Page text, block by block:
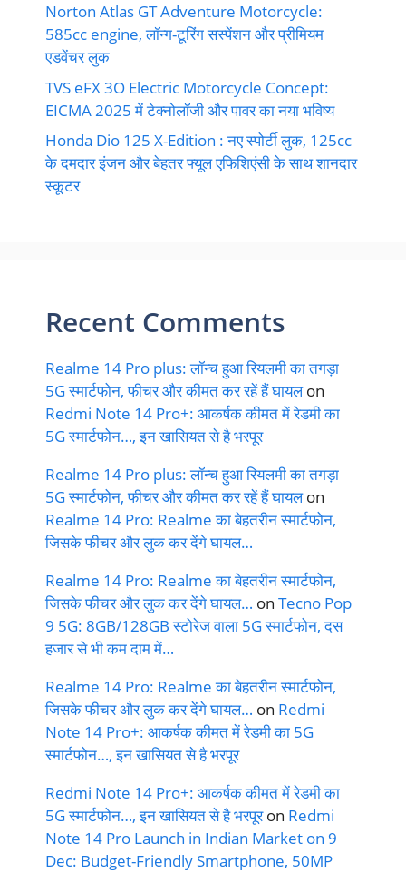
Norton Atlas GT Adventure Motorcycle:
585cc engine, लॉन्ग-टूरिंग सस्पेंशन और प्रीमियम
एडवेंचर लुक
TVS eFX 3O Electric Motorcycle Concept:
EICMA 2025 में टेक्नोलॉजी और पावर का नया भविष्य
Honda Dio 125 X-Edition : नए स्पोर्टी लुक, 125cc
के दमदार इंजन और बेहतर फ्यूल एफिशिएंसी के साथ शानदार
स्कूटर
Recent Comments
Realme 14 Pro plus: लॉन्च हुआ रियलमी का तगड़ा
5G स्मार्टफोन, फीचर और कीमत कर रहें हैं घायलon
Redmi Note 14 Pro+: आकर्षक कीमत में रेडमी का
5G स्मार्टफोन…, इन खासियत से है भरपूर
Realme 14 Pro plus: लॉन्च हुआ रियलमी का तगड़ा
5G स्मार्टफोन, फीचर और कीमत कर रहें हैं घायलon
Realme 14 Pro: Realme का बेहतरीन स्मार्टफोन,
जिसके फीचर और लुक कर देंगे घायल…
Realme 14 Pro: Realme का बेहतरीन स्मार्टफोन,
जिसके फीचर और लुक कर देंगे घायल… on Tecno Pop
9 5G: 8GB/128GB स्टोरेज वाला 5G स्मार्टफोन, दस
हजार से भी कम दाम में…
Realme 14 Pro: Realme का बेहतरीन स्मार्टफोन,
जिसके फीचर और लुक कर देंगे घायल… on Redmi
Note 14 Pro+: आकर्षक कीमत में रेडमी का 5G
स्मार्टफोन…, इन खासियत से है भरपूर
Redmi Note 14 Pro+: आकर्षक कीमत में रेडमी का
5G स्मार्टफोन…, इन खासियत से है भरपूरon Redmi
Note 14 Pro Launch in Indian Market on 9
Dec: Budget-Friendly Smartphone, 50MP